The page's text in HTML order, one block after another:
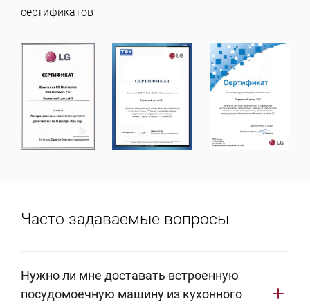
сертификатов
Часто задаваемые вопросы
Нужно ли мне доставать встроенную
посудомоечную машину из кухонного